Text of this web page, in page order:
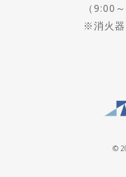
（9:00
※消火
©